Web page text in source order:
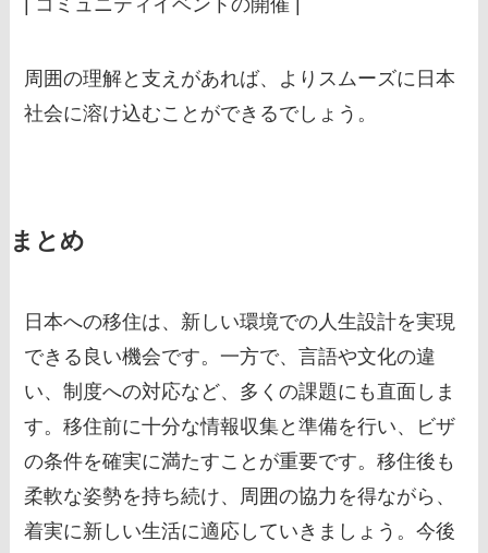
| コミュニティイベントの開催 |
周囲の理解と支えがあれば、よりスムーズに日本
社会に溶け込むことができるでしょう。
まとめ
日本への移住は、新しい環境での人生設計を実現
できる良い機会です。一方で、言語や文化の違
い、制度への対応など、多くの課題にも直面しま
す。移住前に十分な情報収集と準備を行い、ビザ
の条件を確実に満たすことが重要です。移住後も
柔軟な姿勢を持ち続け、周囲の協力を得ながら、
着実に新しい生活に適応していきましょう。今後